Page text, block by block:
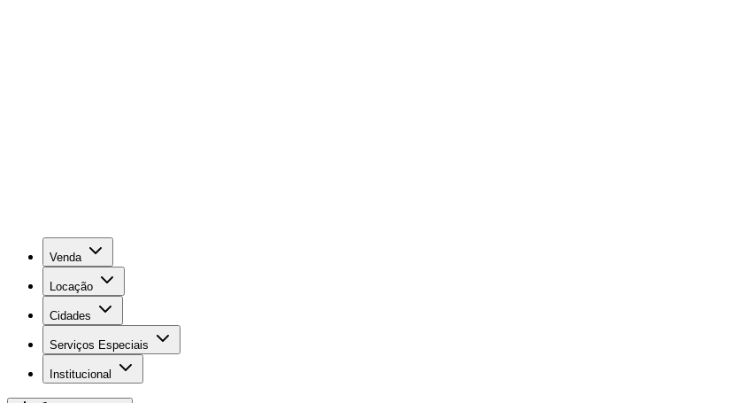
Venda
Locação
Cidades
Serviços Especiais
Institucional